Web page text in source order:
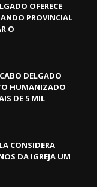
OFERECE
PROVINCIAL
O
DELGADO
HUMANIZADO
DE 5 MIL
CONSIDERA
DA IGREJA UM